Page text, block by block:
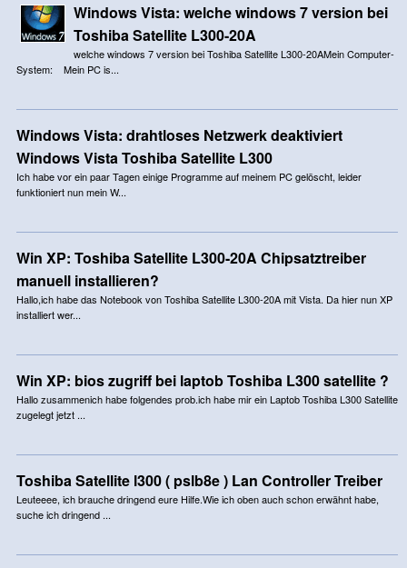
Windows Vista: welche windows 7 version bei
Toshiba Satellite L300-20A
welche windows 7 version bei Toshiba Satellite L300-20AMein Computer-
System: Mein PC is...
Windows Vista: drahtloses Netzwerk deaktiviert
Windows Vista Toshiba Satellite L300
Ich habe vor ein paar Tagen einige Programme auf meinem PC gelöscht, leider
funktioniert nun mein W...
Win XP: Toshiba Satellite L300-20A Chipsatztreiber
manuell installieren?
Hallo,ich habe das Notebook von Toshiba Satellite L300-20A mit Vista. Da hier nun XP
installiert wer...
Win XP: bios zugriff bei laptob Toshiba L300 satellite ?
Hallo zusammenich habe folgendes prob.ich habe mir ein Laptob Toshiba L300 Satellite
zugelegt jetzt ...
Toshiba Satellite l300 ( pslb8e ) Lan Controller Treiber
Leuteeee, ich brauche dringend eure Hilfe.Wie ich oben auch schon erwähnt habe,
suche ich dringend ...